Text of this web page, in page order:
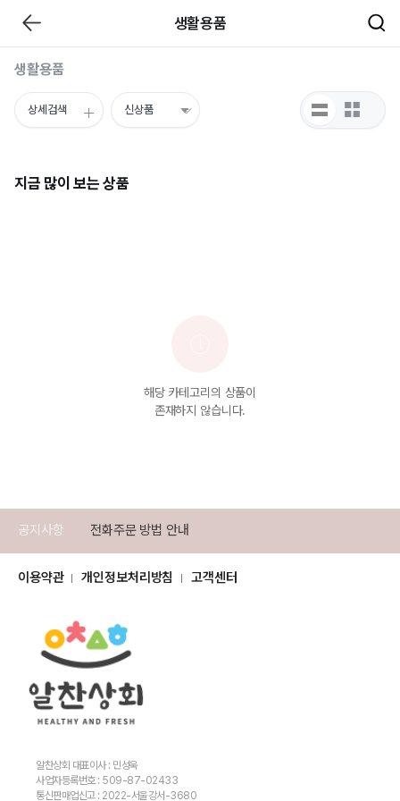
생활용품
생활용품
상세검색
해당 카테고리의 상품이
존재하지 않습니다.
공지사항 전화주문 방법 안내
이용약관 개인정보처리방침 고객센터
알찬상회 대표이사 : 민성욱
사업자등록번호 : 509-87-02433
통신판매업신고 : 2022-서울강서-3680